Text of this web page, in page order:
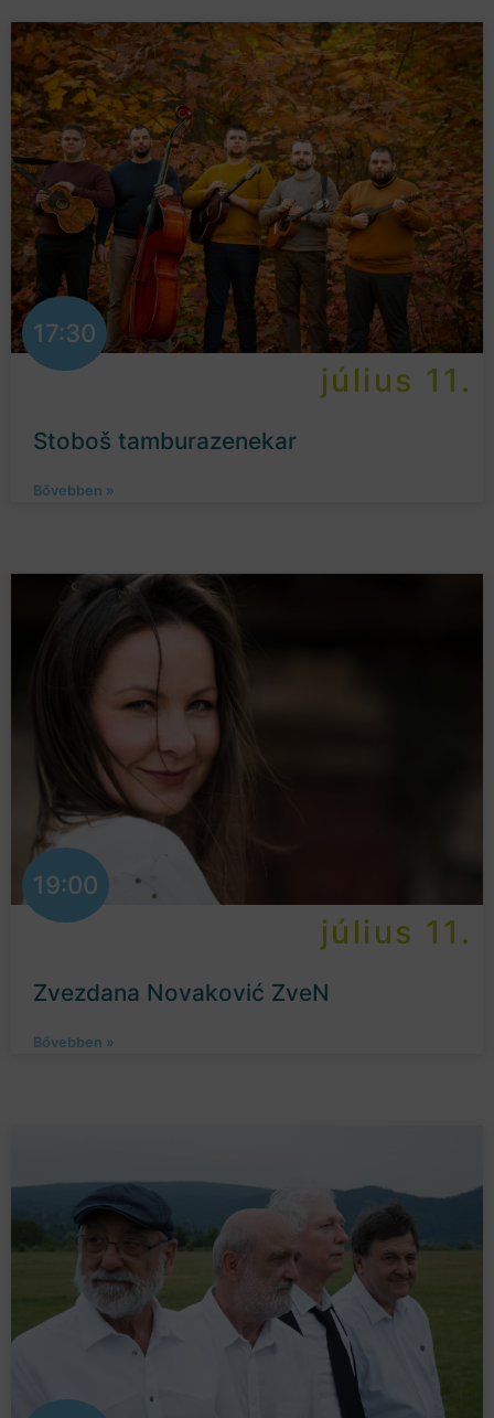
17:30
július 11.
Stoboš tamburazenekar
Bővebben »
19:00
július 11.
Zvezdana Novaković ZveN
Bővebben »